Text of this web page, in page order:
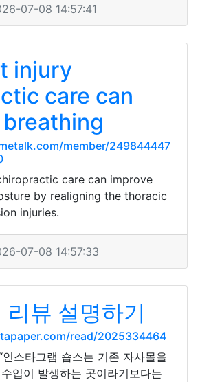
07-08 14:57:41
injury
care can
member/249844447
care can improve
by realigning the thoracic
injuries.
07-08 14:57:33
리뷰 설명하기
read/2025334464
스타그램 숍스는 기존 자사몰을
입이 발생하는 곳이라기보다는